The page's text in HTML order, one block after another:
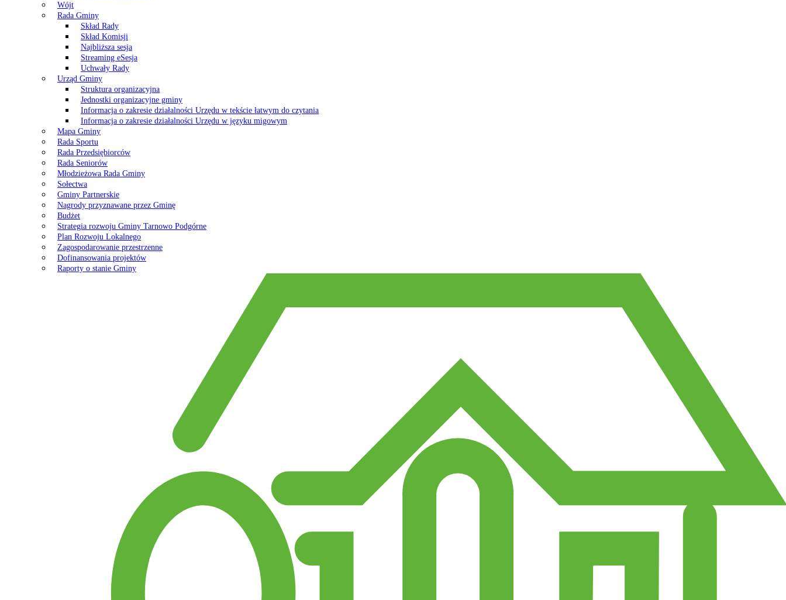
Wójt
Rada Gminy
Skład Rady
Skład Komisji
Najbliższa sesja
Streaming eSesja
Uchwały Rady
Urząd Gminy
Struktura organizacyjna
Jednostki organizacyjne gminy
Informacja o zakresie działalności Urzędu w tekście łatwym do czytania
Informacja o zakresie działalności Urzędu w języku migowym
Mapa Gminy
Rada Sportu
Rada Przedsiębiorców
Rada Seniorów
Młodzieżowa Rada Gminy
Sołectwa
Gminy Partnerskie
Nagrody przyznawane przez Gminę
Budżet
Strategia rozwoju Gminy Tarnowo Podgórne
Plan Rozwoju Lokalnego
Zagospodarowanie przestrzenne
Dofinansowania projektów
Raporty o stanie Gminy